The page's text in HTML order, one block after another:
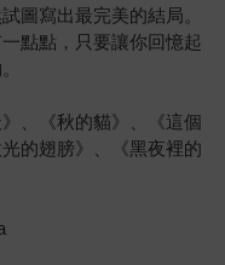
圖寫出最完美的結局。
點點，只要讓你回憶起
、《秋的貓》、《這個
的翅膀》、《黑夜裡的